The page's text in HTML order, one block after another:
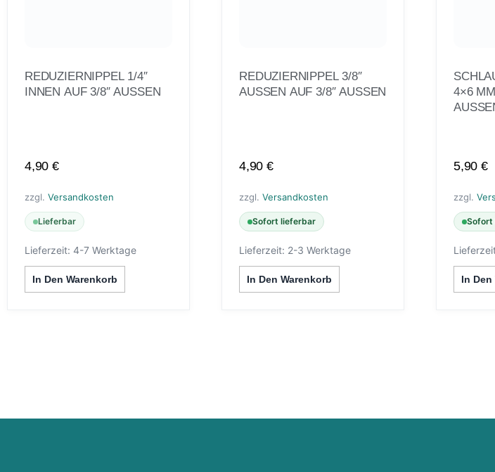
REDUZIERNIPPEL 1/4″
INNEN AUF 3/8″ AUSSEN
4,90€
zzgl. Versandkosten
Lieferbar
Lieferzeit: 4-7 Werktage
In Den Warenkorb
REDUZIERNIPPEL 3/8″
AUSSEN AUF 3/8″ AUSSEN
4,90€
zzgl.Versandkosten
Sofort lieferbar
Lieferzeit: 2-3 Werktage
In Den Warenkorb
4×6
5,90€
zzgl.
Sofort
In Den